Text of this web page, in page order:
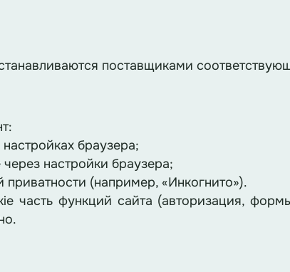
поставщиками
браузера;
настройки браузера;
(например, «Инкогнито»).
часть функций сайта (авторизация,